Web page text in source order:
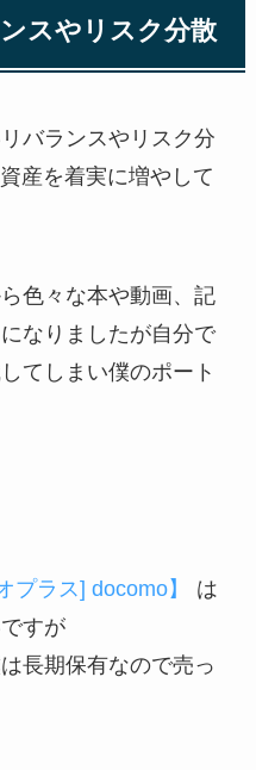
スやリスク分散
バランスやリスク分
産を着実に増やして
色々な本や動画、記
なりましたが自分で
てしまい僕のポート
プラス] docomo】
は
すが
長期保有なので売っ